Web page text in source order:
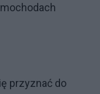
przyznać do